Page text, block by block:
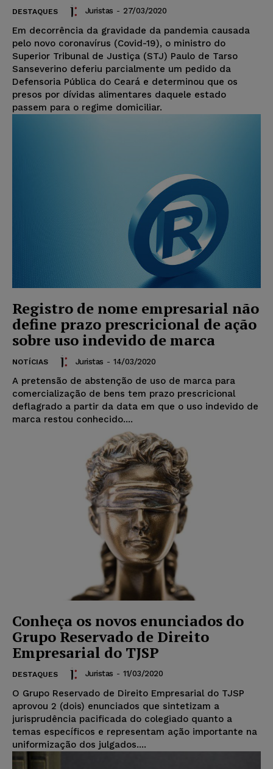
DESTAQUES Juristas - 27/03/2020
Em decorrência da gravidade da pandemia causada
pelo novo coronavírus (Covid-19), o ministro do
Superior Tribunal de Justiça (STJ) Paulo de Tarso
Sanseverino deferiu parcialmente um pedido da
Defensoria Pública do Ceará e determinou que os
presos por dívidas alimentares daquele estado
passem para o regime domiciliar.
Registro de nome empresarial não
define prazo prescricional de ação
sobre uso indevido de marca
NOTÍCIAS Juristas - 14/03/2020
A pretensão de abstenção de uso de marca para
comercialização de bens tem prazo prescricional
deflagrado a partir da data em que o uso indevido de
marca restou conhecido....
Conheça os novos enunciados do
Grupo Reservado de Direito
Empresarial do TJSP
DESTAQUES Juristas - 11/03/2020
O Grupo Reservado de Direito Empresarial do TJSP
aprovou 2 (dois) enunciados que sintetizam a
jurisprudência pacificada do colegiado quanto a
temas específicos e representam ação importante na
uniformização dos julgados....